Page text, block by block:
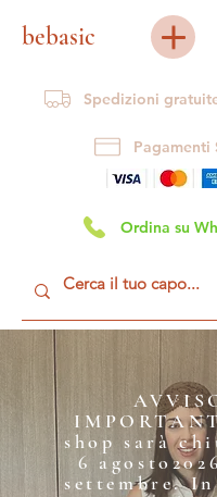
Spedizioni
Pagamenti
Ordina su
bebasic
shop sarà
6
settembre. In